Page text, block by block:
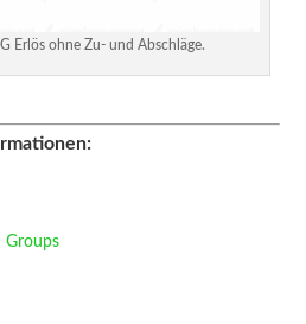
Erlös ohne Zu- und Abschläge.
Groups